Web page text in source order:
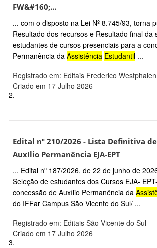
FW&#160;...
... com o disposto na Lei Nº 8.745/93, torna
Resultado dos recursos e Resultado final da
estudantes de cursos presenciais para a
Permanência da Assistência Estudantil ...
Registrado em: Editais Frederico Westphalen
Criado em 17 Julho 2026
2.
Edital nº 210/2026 - Lista Definitiva
Auxílio Permanência EJA-EPT
... Edital nº 187/2026, de 22 de junho de
Seleção de estudantes dos Cursos EJA-
concessão de Auxílio Permanência da
do IFFar Campus São Vicente do Sul/ ...
Registrado em: Editais São Vicente do Sul
Criado em 17 Julho 2026
3.